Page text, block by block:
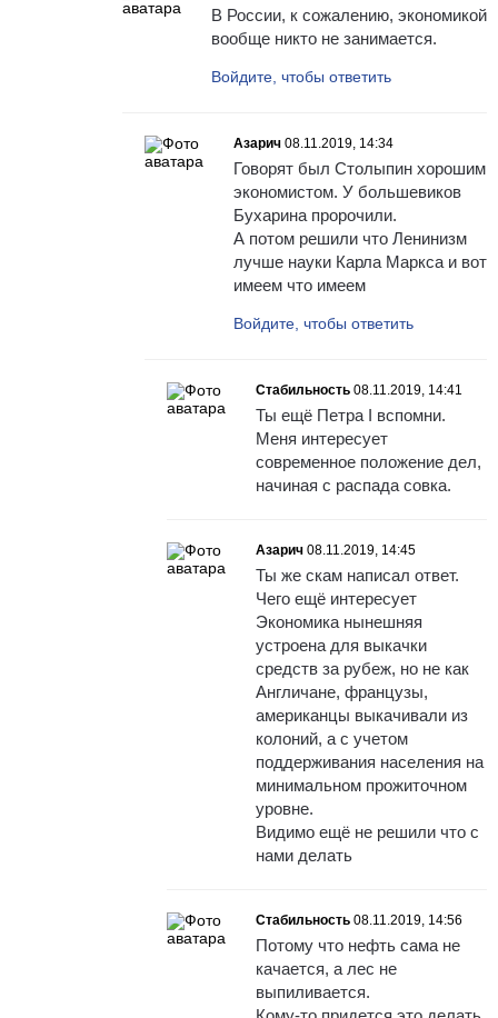
В России, к сожалению, экономикой
вообще никто не занимается.
Войдите, чтобы ответить
Азарич 08.11.2019, 14:34
Говорят был Столыпин хорошим
экономистом. У большевиков
Бухарина пророчили.
А потом решили что Ленинизм
лучше науки Карла Маркса и вот
имеем что имеем
Войдите, чтобы ответить
Стабильность 08.11.2019, 14:41
Ты ещё Петра I вспомни.
Меня интересует
современное положение дел,
начиная с распада совка.
Азарич 08.11.2019, 14:45
Ты же скам написал ответ.
Чего ещё интересует
Экономика нынешняя
устроена для выкачки
средств за рубеж, но не как
Англичане, французы,
американцы выкачивали из
колоний, а с учетом
поддерживания населения на
минимальном прожиточном
уровне.
Видимо ещё не решили что с
нами делать
Стабильность 08.11.2019, 14:56
Потому что нефть сама не
качается, а лес не
выпиливается.